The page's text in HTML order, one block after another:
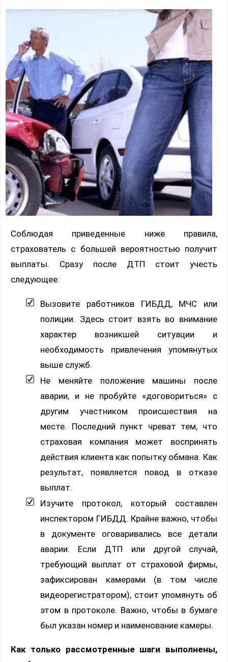
Соблюдая приведенные ниже правила,
страхователь с большей вероятностью получит
выплаты. Сразу после ДТП стоит учесть
следующее:
Вызовите работников ГИБДД, МЧС или
полиции. Здесь стоит взять во внимание
характер возникшей ситуации и
необходимость привлечения упомянутых
выше служб.
Не меняйте положение машины после
аварии, и не пробуйте «договориться» с
другим участником происшествия на
месте. Последний пункт чреват тем, что
страховая компания может воспринять
действия клиента как попытку обмана. Как
результат, появляется повод в отказе
выплат.
Изучите протокол, который составлен
инспектором ГИБДД. Крайне важно, чтобы
в документе оговаривались все детали
аварии. Если ДТП или другой случай,
требующий выплат от страховой фирмы,
зафиксирован камерами (в том числе
видеорегистратором), стоит упомянуть об
этом в протоколе. Важно, чтобы в бумаге
был указан номер и наименование камеры.
Как только рассмотренные шаги выполнены,